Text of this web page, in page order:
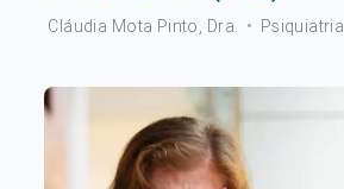
Cláudia Mota Pinto, Dra. • Psiquiatria